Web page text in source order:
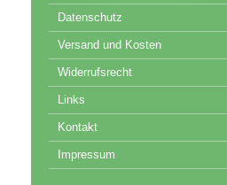
Datenschutz
Versand und Kosten
Widerrufsrecht
Links
Kontakt
Impressum